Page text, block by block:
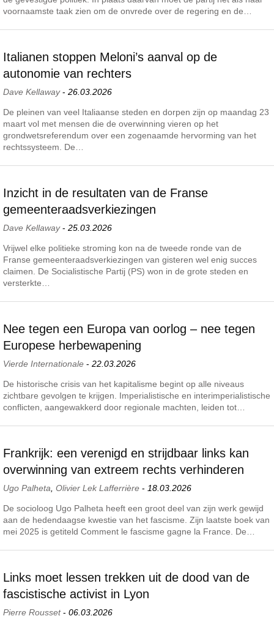
voornaamste taak zien om de onvrede over de regering en de…
Italianen stoppen Meloni’s aanval op de
autonomie van rechters
Dave Kellaway- 26.03.2026
De pleinen van veel Italiaanse steden en dorpen zijn op maandag 23
maart vol met mensen die de overwinning vieren op het
grondwetsreferendum over een zogenaamde hervorming van het
rechtssysteem. De…
Inzicht in de resultaten van de Franse
gemeenteraadsverkiezingen
Dave Kellaway- 25.03.2026
Vrijwel elke politieke stroming kon na de tweede ronde van de
Franse gemeenteraadsverkiezingen van gisteren wel enig succes
claimen. De Socialistische Partij (PS) won in de grote steden en
versterkte…
Nee tegen een Europa van oorlog – nee tegen
Europese herbewapening
Vierde Internationale - 22.03.2026
De historische crisis van het kapitalisme begint op alle niveaus
zichtbare gevolgen te krijgen. Imperialistische en interimperialistische
conflicten, aangewakkerd door regionale machten, leiden tot…
Frankrijk: een verenigd en strijdbaar links kan
overwinning van extreem rechts verhinderen
Ugo Palheta Olivier Lek Lafferrière - 18.03.2026
De socioloog Ugo Palheta heeft een groot deel van zijn werk gewijd
aan de hedendaagse kwestie van het fascisme. Zijn laatste boek van
mei 2025 is getiteld Comment le fascisme gagne la France. De…
Links moet lessen trekken uit de dood van de
fascistische activist in Lyon
Pierre Rousset- 06.03.2026